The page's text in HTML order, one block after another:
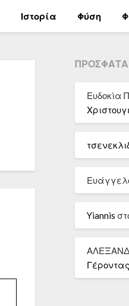
Ιστορία Φύση
ΠΡΌΣΦΑΤΑ
Ευδοκία
Yiannis